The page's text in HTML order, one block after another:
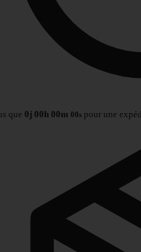
que 0j 00h 00m 00s pour une